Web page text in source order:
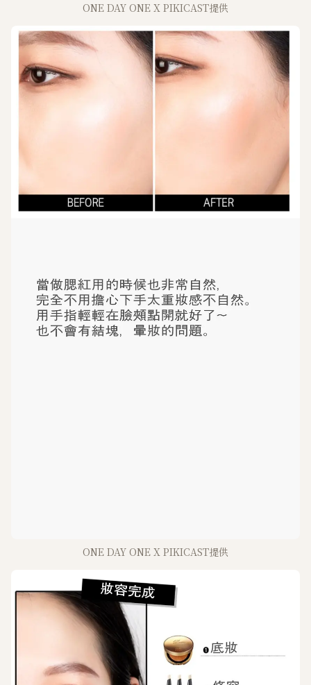
ONE DAY ONE X PIKICAST提供
ONE DAY ONE X PIKICAST提供